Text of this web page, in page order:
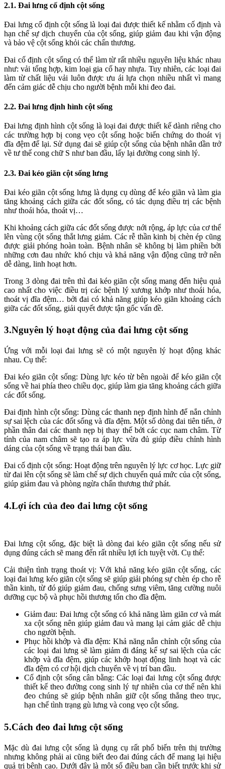
2.1. Đai lưng cố định cột sống
Đai lưng cố định cột sống là loại đai được thiết kế nhằm cố định và
hạn chế sự dịch chuyển của cột sống, giúp giảm đau khi vận động
và bảo vệ cột sống khỏi các chấn thương.
Đai cố định cột sống có thể làm từ rất nhiều nguyên liệu khác nhau
như: vải tổng hợp, kim loại gia cố hay nhựa. Tuy nhiên, các loại đai
làm từ chất liệu vải luôn được ưu ái lựa chọn nhiều nhất vì mang
đến cảm giác dễ chịu cho người bệnh mỗi khi đeo đai.
2.2. Đai lưng định hình cột sống
Đai lưng định hình cột sống là loại đai được thiết kế dành riêng cho
các trường hợp bị cong vẹo cột sống hoặc biến chứng do thoát vị
đĩa đệm để lại. Sử dụng đai sẽ giúp cột sống của bệnh nhân dần trở
về tư thế cong chữ S như ban đầu, lấy lại đường cong sinh lý.
2.3. Đai kéo giãn cột sống lưng
Đai kéo giãn cột sống lưng là dụng cụ dùng để kéo giãn và làm gia
tăng khoảng cách giữa các đốt sống, có tác dụng điều trị các bệnh
như thoái hóa, thoát vị…
Khi khoảng cách giữa các đốt sống được nới rộng, áp lực của cơ thể
lên vùng cột sống thắt lưng giảm. Các rễ thần kinh bị chèn ép cũng
được giải phóng hoàn toàn. Bệnh nhân sẽ không bị làm phiền bởi
những cơn đau nhức khó chịu và khả năng vận động cũng trở nên
dễ dàng, linh hoạt hơn.
Trong 3 dòng đai trên thì đai kéo giãn cột sống mang đến hiệu quả
cao nhất cho việc điều trị các bệnh lý xương khớp như thoái hóa,
thoát vị đĩa đệm… bởi đai có khả năng giúp kéo giãn khoảng cách
giữa các đốt sống, giải quyết được tận gốc vấn đề.
3.Nguyên lý hoạt động của đai lưng cột sống
Ứng với mỗi loại đai lưng sẽ có một nguyên lý hoạt động khác
nhau. Cụ thể:
Đai kéo giãn cột sống: Dùng lực kéo từ bên ngoài để kéo giãn cột
sống về hai phía theo chiều dọc, giúp làm gia tăng khoảng cách giữa
các đốt sống.
Đai định hình cột sống: Dùng các thanh nẹp định hình để nắn chỉnh
sự sai lệch của các đốt sống và đĩa đệm. Một số dòng đai tiên tiến, ở
phần thân đai các thanh nẹp bị thay thế bởi các cục nam châm. Từ
tính của nam châm sẽ tạo ra áp lực vừa đủ giúp điều chỉnh hình
dáng của cột sống về trạng thái ban đầu.
Đai cố định cột sống: Hoạt động trên nguyên lý lực cơ học. Lực giữ
từ đai lên cột sống sẽ làm chế sự dịch chuyển quá mức của cột sống,
giúp giảm đau và phòng ngừa chấn thương thứ phát.
4.Lợi ích của đeo đai lưng cột sống
Đai lưng cột sống, đặc biệt là dòng đai kéo giãn cột sống nếu sử
dụng đúng cách sẽ mang đến rất nhiều lợi ích tuyệt vời. Cụ thể:
Cải thiện tình trạng thoát vị: Với khả năng kéo giãn cột sống, các
loại đai lưng kéo giãn cột sống sẽ giúp giải phóng sự chèn ép cho rễ
thần kinh, từ đó giúp giảm đau, chống sưng viêm, tăng cường nuôi
dưỡng cục bộ và phục hồi thương tổn cho đĩa đệm.
Giảm đau: Đai lưng cột sống có khả năng làm giãn cơ và mát
xa cột sống nên giúp giảm đau và mang lại cảm giác dễ chịu
cho người bệnh.
Phục hồi khớp và đĩa đệm: Khả năng nắn chỉnh cột sống của
các loại đai lưng sẽ làm giảm đi đáng kể sự sai lệch của các
khớp và đĩa đệm, giúp các khớp hoạt động linh hoạt và các
đĩa đệm có cơ hội dịch chuyển về vị trí ban đầu.
Cố định cột sống cân bằng: Các loại đai lưng cột sống được
thiết kế theo đường cong sinh lý tự nhiên của cơ thể nên khi
đeo chúng sẽ giúp bệnh nhân giữ cột sống thẳng theo trục,
hạn chế tình trạng gù lưng và cong vẹo cột sống.
5.Cách đeo đai lưng cột sống
Mặc dù đai lưng cột sống là dụng cụ rất phổ biến trên thị trường
nhưng không phải ai cũng biết đeo đai đúng cách để mang lại hiệu
quả trị bệnh cao. Dưới đây là một số điều bạn cần biết trước khi sử